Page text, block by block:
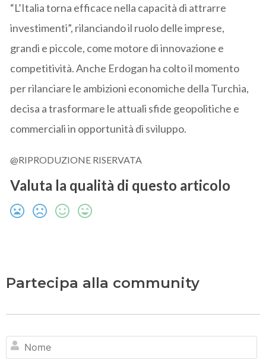
“L’Italia torna efficace nella capacità di attrarre
investimenti”, rilanciando il ruolo delle imprese,
grandi e piccole, come motore di innovazione e
competitività. Anche Erdogan ha colto il momento
per rilanciare le ambizioni economiche della Turchia,
decisa a trasformare le attuali sfide geopolitiche e
commerciali in opportunità di sviluppo.
@RIPRODUZIONE RISERVATA
Valuta la qualità di questo articolo
Partecipa alla community